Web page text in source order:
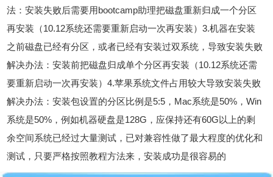
法：安装失败后需要用bootcamp助理把磁盘重新归成一个分区
再安装（10.12系统还需要重新启动一次再安装）3.机器在安装
之前磁盘已经有分区，或者已经有安装过双系统，导致安装失败
解决办法：安装前把磁盘归成单个分区再安装（10.12系统还需
要重新启动一次再安装）4.苹果系统文件占用较大导致安装失败
解决办法：安装包设置的分区比例是5:5，Mac系统是50%，Win
系统是50%，例如机器硬盘是128G，应保持还有60G以上的剩
余空间系统已经过大量测试，已对兼容性做了最大程度的优化和
测试，只要严格按照教程方法来，安装成功是很容易的